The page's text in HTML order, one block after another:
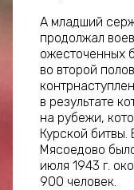
А младший
продолжал
ожесточенных
во второй
в результате
на рубежи,
Курской
Мясоедово
июля 1943 г.
900 человек.